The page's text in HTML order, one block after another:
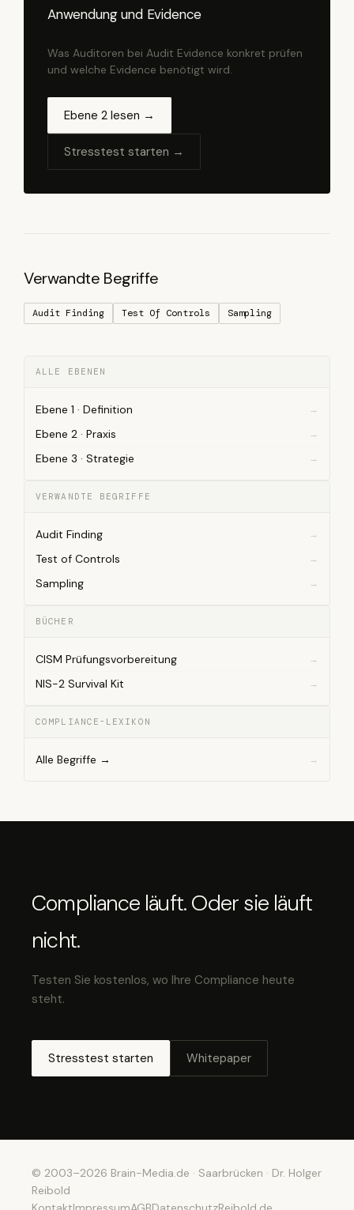
Anwendung und Evidence
Was Auditoren bei Audit Evidence konkret prüfen
und welche Evidence benötigt wird.
Ebene 2 lesen →
Stresstest starten →
Verwandte Begriffe
Audit Finding Test Of Controls Sampling
ALLE EBENEN
Ebene 1 · Definition
Ebene 2 · Praxis
Ebene 3 · Strategie
VERWANDTE BEGRIFFE
Audit Finding
Test of Controls
Sampling
BÜCHER
CISM Prüfungsvorbereitung
NIS-2 Survival Kit
COMPLIANCE-LEXIKON
Alle Begriffe →
Compliance läuft. Oder sie läuft
nicht.
Testen Sie kostenlos, wo Ihre Compliance heute
steht.
Stresstest starten Whitepaper
© 2003–2026 Brain-Media.de · Saarbrücken · Dr. Holger
Reibold